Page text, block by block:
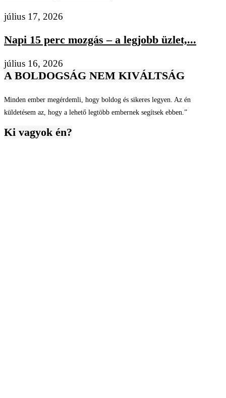
július 17, 2026
Napi 15 perc mozgás – a legjobb üzlet,...
július 16, 2026
A BOLDOGSÁG NEM KIVÁLTSÁG
Minden ember megérdemli, hogy boldog és sikeres legyen. Az én
küldetésem az, hogy a lehető legtöbb embernek segítsek ebben.”
Ki vagyok én?